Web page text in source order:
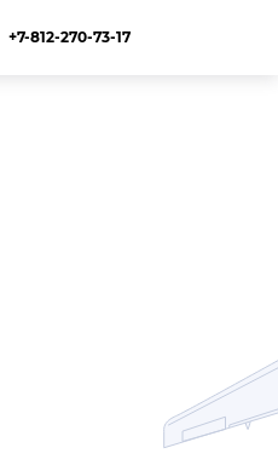
+7-812-270-73-17